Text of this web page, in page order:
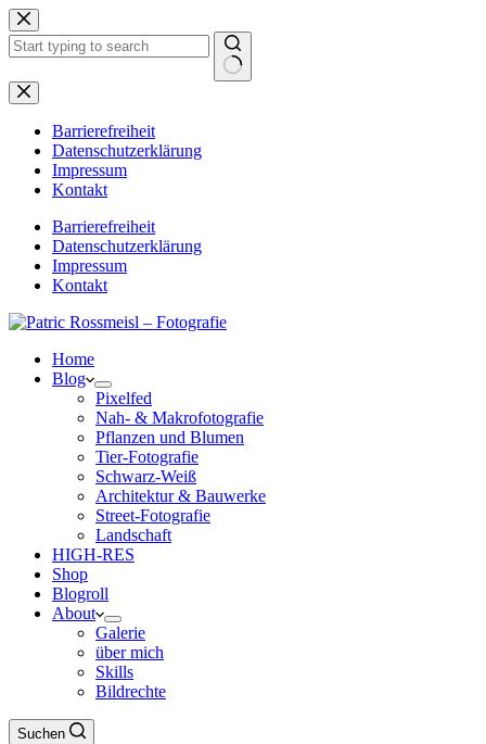
Zum
Inhalt
springen
Keine
Ergebnisse
Barrierefreiheit
Datenschutzerklärung
Impressum
Kontakt
Barrierefreiheit
Datenschutzerklärung
Impressum
Kontakt
Home
Blog
Pixelfed
Nah- & Makrofotografie
Pflanzen und Blumen
Tier-Fotografie
Schwarz-Weiß
Architektur & Bauwerke
Street-Fotografie
Landschaft
HIGH-RES
Shop
Blogroll
About
Galerie
über mich
Skills
Bildrechte
Suchen